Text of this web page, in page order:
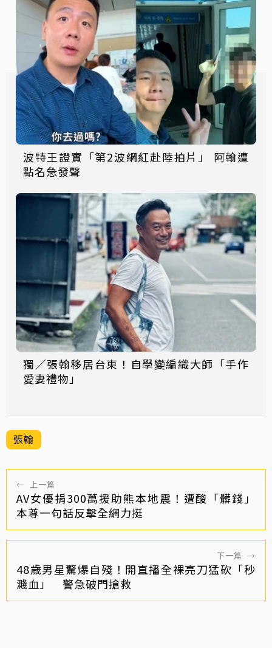
波特王證實「第2波網紅赴陸拍片」 阿翰遭
點名急發聲
獨／張翰移居台東！自學變編織大師「手作
愛妻禮物」
張翰
← 上一篇
AV女優捐300萬援助熊本地震！遭酸「髒錢」
本尊一句話反擊全網力挺
下一篇 →
48歲男星驚爆自殘！開直播全裸亮刀猛砍「秒
濺血」 警急破門搶救